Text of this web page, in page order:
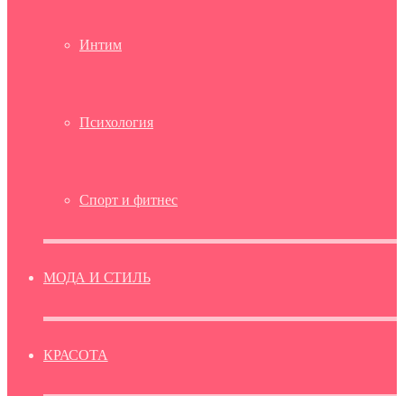
Интим
Психология
Спорт и фитнес
МОДА И СТИЛЬ
КРАСОТА